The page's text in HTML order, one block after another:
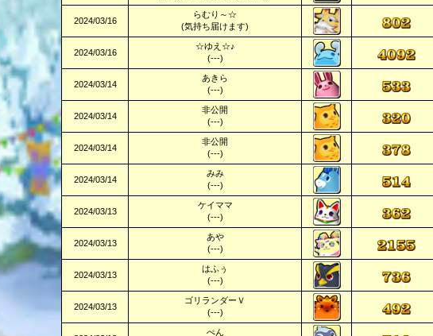
2024/03/16
らむり～☆
(気持ち届けます)
2024/03/16
☆ゆえ☆♪
(---)
2024/03/14
あきら
(---)
2024/03/14
非公開
(---)
2024/03/14
非公開
(---)
2024/03/14
みみ
(---)
2024/03/13
ケイママ
(---)
2024/03/13
あや
(---)
2024/03/13
はふぅ
(---)
2024/03/13
ゴリランダーＶ
(---)
ぺん